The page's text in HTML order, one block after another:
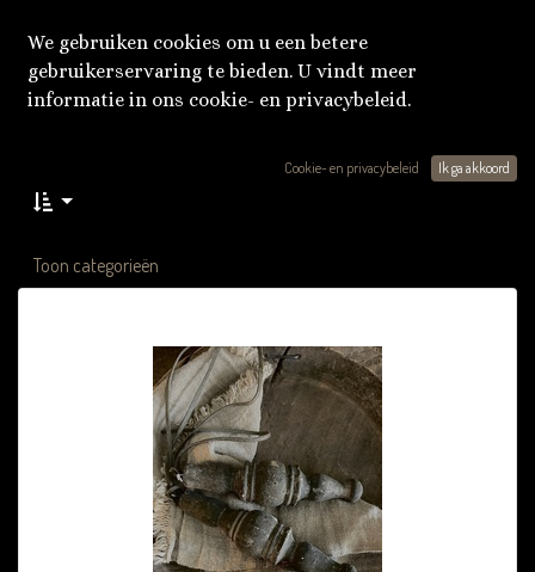
Toon categorieën
We gebruiken cookies om u een betere
gebruikerservaring te bieden. U vindt meer
informatie in ons cookie- en privacybeleid.
Cookie- en privacybeleid Ik ga akkoord